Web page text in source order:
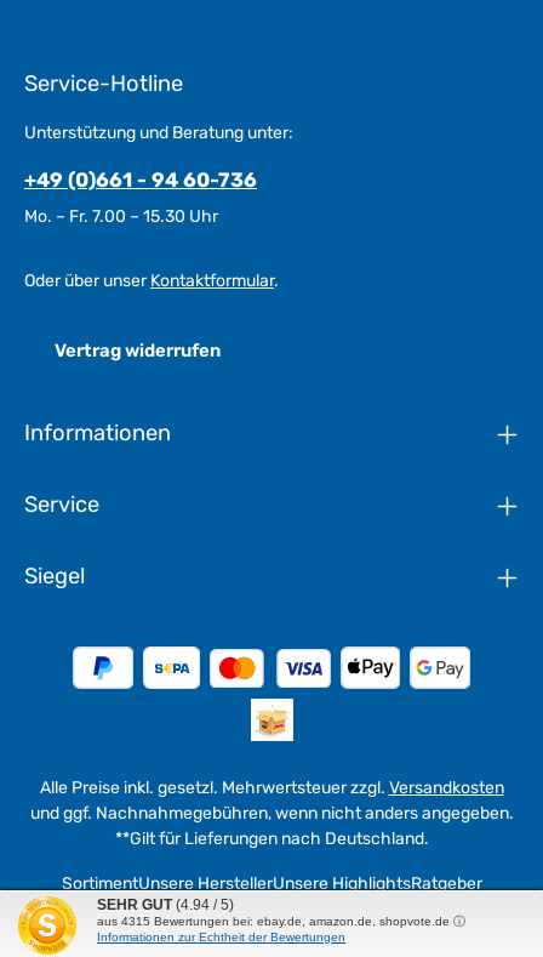
Service-Hotline
Unterstützung und Beratung unter:
+49 (0)661 - 94 60-736
Mo. – Fr. 7.00 – 15.30 Uhr
Oder über unserKontaktformular.
Vertrag widerrufen
Informationen
Service
Siegel
Alle Preise inkl. gesetzl. Mehrwertsteuer zzgl. Versandkosten
und ggf. Nachnahmegebühren, wenn nicht anders angegeben.
**Gilt für Lieferungen nach Deutschland.
© 2026 werkzeuge4u - with byWEMAG in Fulda
SortimentUnsere HerstellerUnsere HighlightsRatgeber
SEHR GUT (4.94 / 5)
aus 4315 Bewertungen bei: ebay.de, amazon.de, shopvote.de ⓘ
Informationen zur Echtheit der Bewertungen